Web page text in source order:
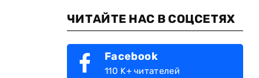
ЧИТАЙТЕ НАС В СОЦСЕТЯХ
Facebook
110 K+ читателей